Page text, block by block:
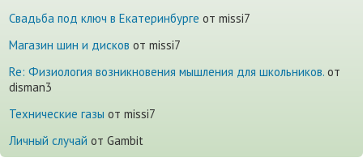
Cвадьба под ключ в Екатеринбурге от missi7
Магазин шин и дисков от missi7
Re: Физиология возникновения мышления для школьников. от
disman3
Технические газы от missi7
Личный случай от Gambit